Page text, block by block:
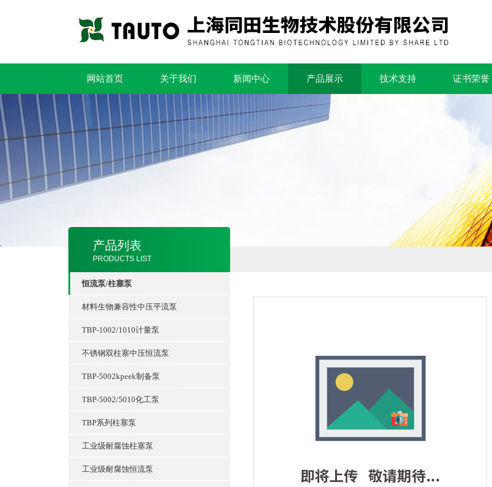
网站首页 关于我们 新闻中心 产品展示 技术支持 证书荣誉
产品列表
PRODUCTS LIST
恒流泵/柱塞泵
材料生物兼容性中压平流泵
TBP-1002/1010计量泵
不锈钢双柱塞中压恒流泵
TBP-5002kpeek制备泵
TBP-5002/5010化工泵
TBP系列柱塞泵
工业级耐腐蚀柱塞泵
工业级耐腐蚀恒流泵